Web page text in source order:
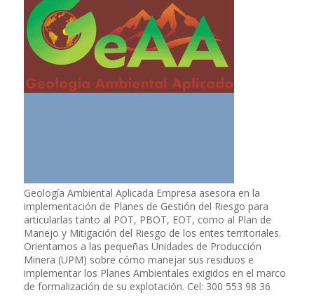
Geología Ambiental Aplicada Empresa asesora en la
implementación de Planes de Gestión del Riesgo para
articularlas tanto al POT, PBOT, EOT, como al Plan de
Manejo y Mitigación del Riesgo de los entes territoriales.
Orientamos a las pequeñas Unidades de Producción
Minera (UPM) sobre cómo manejar sus residuos e
implementar los Planes Ambientales exigidos en el marco
de formalización de su explotación. Cel: 300 553 98 36